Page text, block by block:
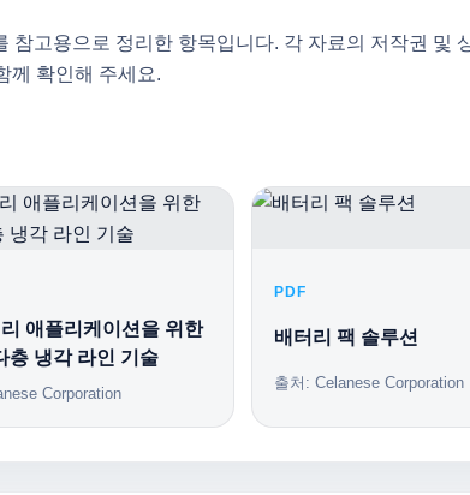
고용으로 정리한 항목입니다. 각 자료의 저작권 및
께 확인해 주세요.
애플리케이션을 위한
층 냉각 라인 기술
Corporation
PDF
배터리 팩 솔루션
출처: Celanese Corporation